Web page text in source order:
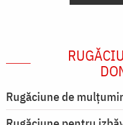
Rugăciune de